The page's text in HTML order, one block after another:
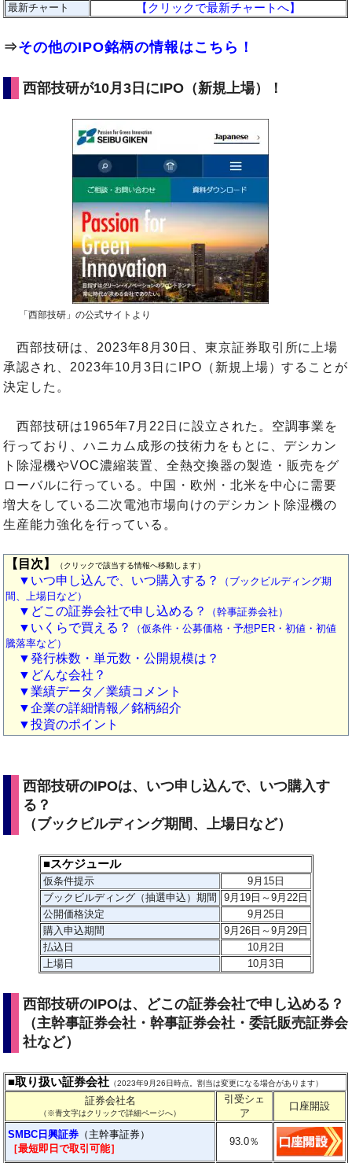
最新チャート 【クリックで最新チャートへ】
⇒その他のIPO銘柄の情報はこちら！
西部技研が10月3日にIPO（新規上場）！
「西部技研」の公式サイトより
西部技研は、2023年8月30日、東京証券取引所に上場
承認され、2023年10月3日にIPO（新規上場）することが
決定した。
西部技研は1965年7月22日に設立された。空調事業を
行っており、ハニカム成形の技術力をもとに、デシカン
ト除湿機やVOC濃縮装置、全熱交換器の製造・販売をグ
ローバルに行っている。中国・欧州・北米を中心に需要
増大をしている二次電池市場向けのデシカント除湿機の
生産能力強化を行っている。
【目次】 （クリックで該当する情報へ移動します）
▼いつ申し込んで、いつ購入する？
（ブックビルディング期
間、上場日など）
▼どこの証券会社で申し込める？ （幹事証券会社）
▼いくらで買える？
（仮条件・公募価格・予想PER・初値・初値
騰落率など）
▼発行株数・単元数・公開規模は？
▼どんな会社？
▼業績データ／業績コメント
▼企業の詳細情報／銘柄紹介
▼投資のポイント
西部技研のIPOは、いつ申し込んで、いつ購入す
る？
（ブックビルディング期間、上場日など）
■スケジュール
仮条件提示 9月15日
ブックビルディング（抽選申込）期間
9月19日～9月22日
公開価格決定
9月25日
購入申込期間
9月26日～9月29日
払込日
10月2日
上場日
10月3日
西部技研のIPOは、どこの証券会社で申し込める？
（主幹事証券会社・幹事証券会社・委託販売証券会
社など）
■取り扱い証券会社 （2023年9月26日時点。割当は変更になる場合があります）
証券会社名
（※青文字はクリックで詳細ページへ）
引受シェ
ア
口座開設
SMBC日興証券 （主幹事証券）
［最短即日で取引可能］
93.0％